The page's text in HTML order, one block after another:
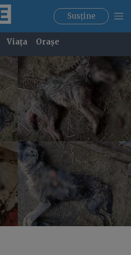
Susține
Viața Orașe